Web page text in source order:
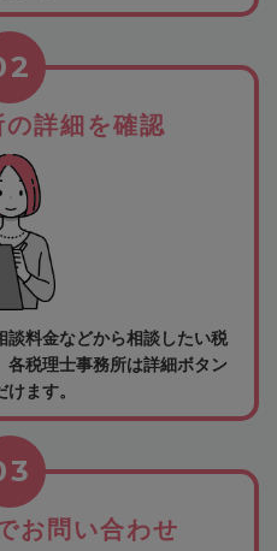
詳細を確認
談料金などから相談したい税
税理士事務所は詳細ボタン
ます。
お問い合わせ